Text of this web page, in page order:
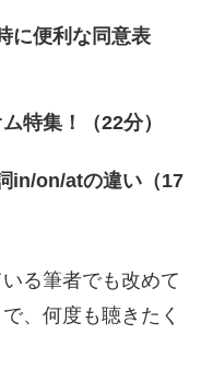
に便利な同意表
特集！（22分）
in/on/atの違い（17
る筆者でも改めて
、何度も聴きたく